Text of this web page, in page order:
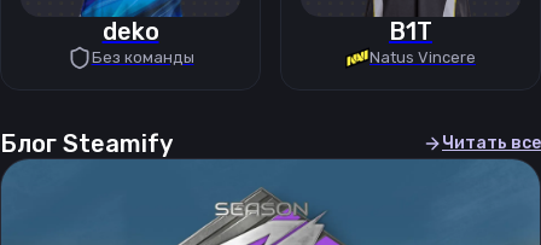
deko
Без команды
B1T
Natus Vincere
Блог Steamify Читать все